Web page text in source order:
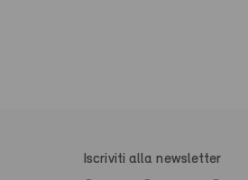
Iscriviti alla newsletter